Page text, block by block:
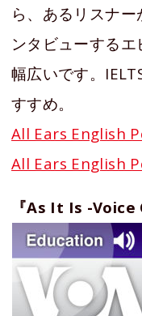
ら、あるリスナ
ンタビューする
幅広いです。
すすめ。
All Ears English
All Ears English
『As It Is -Voice